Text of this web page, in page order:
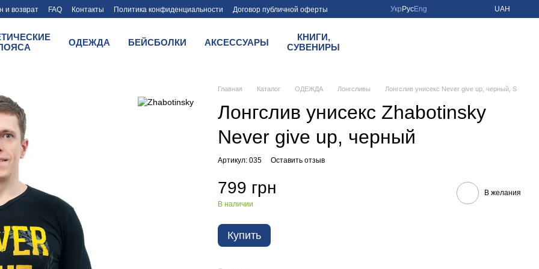
и возврат FAQ Контакты Политика конфиденциальности
Договор публичной оферты
Укр РусEng UAH
ОДЕЖДА БЕЙСБОЛКИ АКСЕССУАРЫ
КНИГИ,
СУВЕНИРЫ
Главная Каталог ОДЕЖДА Лонгсливы Лонгслив унисекс Never give up, черный, S
Лонгслив унисекс Zhabotinsky
Never give up, черный
Артикул: 035 Оставить отзыв
799 грн
В наличии
В желания
Купить